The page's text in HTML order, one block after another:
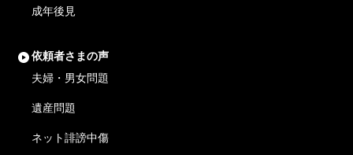
成年後見
依頼者さまの声
夫婦・男女問題
遺産問題
ネット誹謗中傷